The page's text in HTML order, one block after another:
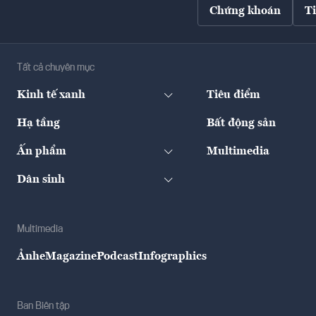
Chứng khoán
Tất cả chuyên mục
Kinh tế xanh Tiêu điểm
Hạ tầng Bất động sản
Ấn phẩm Multimedia
Dân sinh
Multimedia
ẢnheMagazinePodcastInfographics
Ban Biên tập